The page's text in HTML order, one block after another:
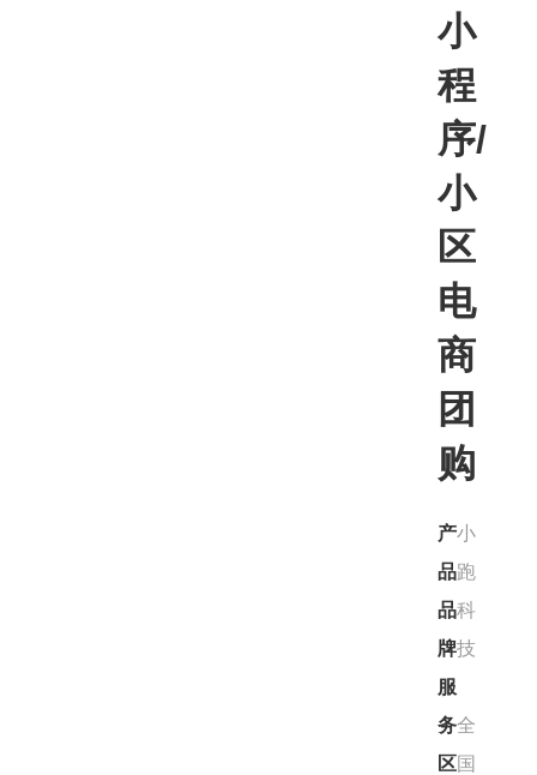
小
程
序/
小
区
电
商
团
购
产
品
品
牌
小
跑
科
技
服
务
区
全
国